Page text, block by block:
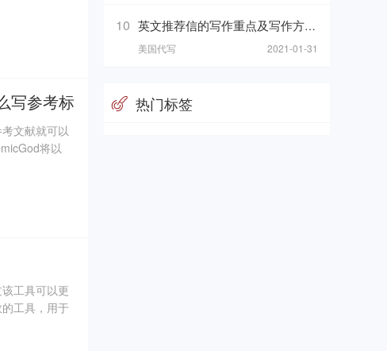
如果被抓
写参考标
文献就可以
将以
工具可以更
工具，用于
方法！
10 英文推荐信的写作重点及写作方向附推荐信范文
美国代写 2021-01-31
热门标签